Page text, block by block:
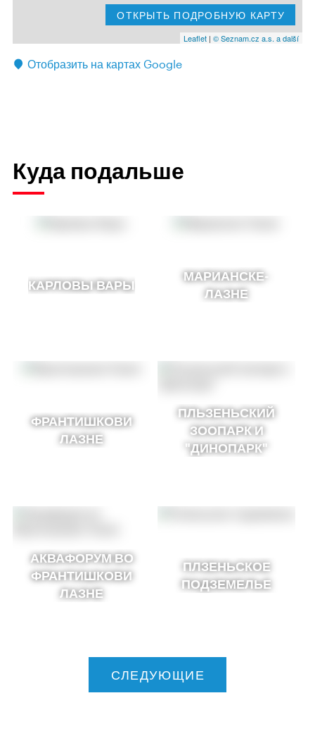
ОТКРЫТЬ ПОДРОБНУЮ КАРТУ
Leaflet | © Seznam.cz a.s. a další
Отобразить на картах Google
Куда подальше
КАРЛОВЫ ВАРЫ
МАРИАНСКЕ-
ЛАЗНЕ
ФРАНТИШКОВИ
ЛАЗНЕ
ПЛЬЗЕНЬСКИЙ
ЗООПАРК И
"ДИНОПАРК"
АКВАФОРУМ ВО
ФРАНТИШКОВИ
ЛАЗНЕ
ПЛЗЕНЬСКОЕ
ПОДЗЕМЕЛЬЕ
СЛЕДУЮЩИЕ